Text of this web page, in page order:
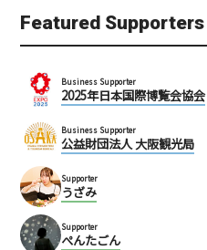
Featured Supporters
Business Supporter
2025年日本国際博覧会協会
Business Supporter
公益財団法人 大阪観光局
Supporter
うざみ
Supporter
ぺんたごん